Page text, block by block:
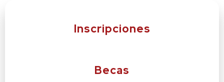
Inscripciones
Becas